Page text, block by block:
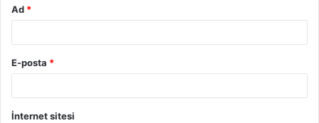
Ad *
E-posta *
İnternet sitesi